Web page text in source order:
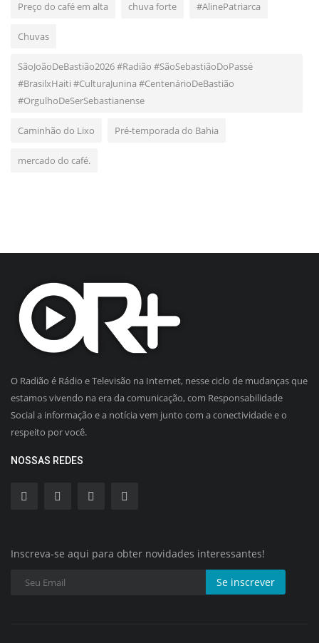
Preço do café em alta chuva forte #AlinePatriarca
Chuvas
SãoJoãoDeBastião2026 #Radião #SãoSebastiãoDoPassé
#BrasilxHaiti #CulturaJunina #CentenárioDeBastião
#OrgulhoDeSerSebastianense
Caminhão do Lixo Pré-temporada do Bahia
mercado do café.
O Radião é Rádio e Televisão na Internet, nesse ciclo de mudanças que
estamos vivendo na era da comunicação, com Responsabilidade
Social a informação e a notícia vem junto com a conectividade e o
respeito por você.
NOSSAS REDES
Inscreva-se aqui para obter novidades interessantes!
Se inscrever